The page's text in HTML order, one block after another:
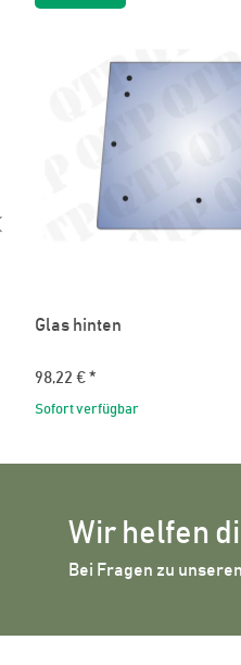
Glas hinten
98,22 € *
Sofort verfügbar
Wir helfen
Bei Fragen zu